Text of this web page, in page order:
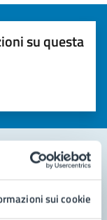
sui cookie
su questa
la chiarezza delle